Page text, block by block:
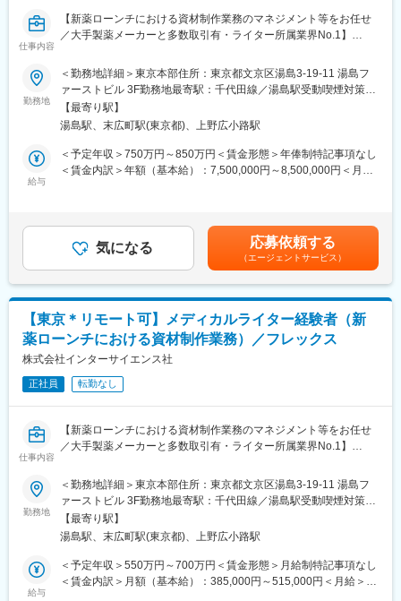
員の女性比率は半数を超え、また管理職の女性比率も半数を超え
ています。
変更の範囲：会社の定める業務
域において深い専門知識を有するスタッフが知識や経験をもって
課題解決に取り組んでいます。
変更の範囲：会社の定める業務
仕事内容
【新薬ローンチにおける資材制作業務のマネジメント等をお任せ
／大手製薬メーカーと多数取引有・ライター所属業界No.1】
【職務内容】
・3～5人程度のチームマネジメント(課長職)
＃未経験者の育成
・新薬ローンチにおける資材制作業務のマネジメント
＃ローンチ関連資材の制作チームのプロジェクトリーダーをお
願いする可能性があります。
・各種プロモーション資材の制作
■効果効能や臨床試験等のパンフレット
■座談会等の記録集
【組織体制】
企画制作部は20名程度の部署になります。チーム体制で業務を行
っており、1チームにつき5～7名で構成さています。製薬企業か
ら転職してきた方が多くいらっしゃり、経験・知識豊富なスタッ
フが揃っています。
【キャリアパス】
ゆくゆくは販促資材の企画立案もお任せしたいと考えています。
スケジュール作成から編集作業、デザイナーとの打合せ、クライ
後まで携わるため、プランナーとしての力量やディレクション能
力も身につきます。
【弊社の特徴】
業界内でも圧倒的に多くのライターが所属しているため、同社の
制作物・クオリティには定評があります。未経験から育て上げる
勤務地
＜勤務地詳細＞東京本部住所：東京都文京区湯島3-19-11 湯島フ
ァーストビル 3F勤務地最寄駅：千代田線／湯島駅受動喫煙対策：
屋内喫煙可能場所あり変更の範囲：会社の定める事業所（リモー
トワーク含む）
【最寄り駅】
湯島駅、末広町駅(東京都)、上野広小路駅
給与
＜予定年収＞750万円～850万円＜賃金形態＞年俸制特記事項なし
＜賃金内訳＞年額（基本給）：7,500,000円～8,500,000円＜月額
くまでも目安の金額であり、選考を通じて上下する可能性があり
ます。月給(月額)は固定手当を含めた表記です。
気になる 応募依頼する
（エージェントサービス）
【東京＊リモート可】メディカルライター経験者（新
薬ローンチにおける資材制作業務）／フレックス
株式会社インターサイエンス社
正社員 転勤なし
仕事内容
【新薬ローンチにおける資材制作業務のマネジメント等をお任せ
／大手製薬メーカーと多数取引有・ライター所属業界No.1】
【職務内容】
・新薬ローンチにおける資材制作業務のマネジメント
＃ローンチ関連資材の制作チームのプロジェクトリーダーをお
願いする可能性があります。
・各種プロモーション資材の制作
・MW（メディカルライター）未経験者の基礎教育
勤務地
＜勤務地詳細＞東京本部住所：東京都文京区湯島3-19-11 湯島フ
ァーストビル 3F勤務地最寄駅：千代田線／湯島駅受動喫煙対策：
屋内喫煙可能場所あり変更の範囲：会社の定める事業所（リモー
トワーク含む）
【最寄り駅】
湯島駅、末広町駅(東京都)、上野広小路駅
給与
＜予定年収＞550万円～700万円＜賃金形態＞月給制特記事項なし
＜賃金内訳＞月額（基本給）：385,000円～515,000円＜月給＞